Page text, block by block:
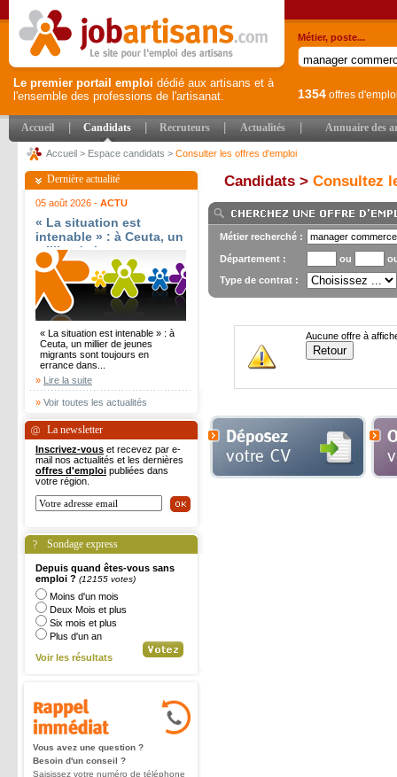
Le premier portail emploi dédié aux artisans et à
l'ensemble des professions de l'artisanat.
Métier, poste...
1354 offres
Accueil Candidats Recruteurs Actualités Annuaire des
Accueil > Espace candidats > Consulter les offres d'emploi
Dernière actualité
05 août 2026 - ACTU
« La situation est
intenable » : à Ceuta, un
millier de jeunes
migrants sont toujours
en errance dans l?
enclave - Ouest-France
« La situation est intenable » : à
Ceuta, un millier de jeunes
migrants sont toujours en
errance dans...
» Lire la suite
» Voir toutes les actualités
La newsletter
Inscrivez-vous et recevez par e-
mail nos actualités et les dernières
offres d'emploi publiées dans
votre région.
Sondage express
Depuis quand êtes-vous sans
emploi ? (12155 votes)
Moins d'un mois
Deux Mois et plus
Six mois et plus
Plus d'un an
Voir les résultats
Vous avez une question ?
Besoin d'un conseil ?
Saisissez votre numéro de téléphone
Candidats > Consultez
Métier recherché :
Département : ou
Type de contrat :
Aucune offre à